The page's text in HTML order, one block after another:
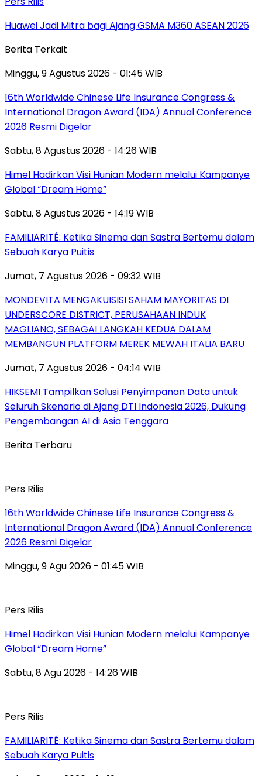
Huawei Jadi Mitra bagi Ajang GSMA M360 ASEAN 2026
Berita Terkait
Minggu, 9 Agustus 2026 - 01:45 WIB
16th Worldwide Chinese Life Insurance Congress &
International Dragon Award (IDA) Annual Conference
2026 Resmi Digelar
Sabtu, 8 Agustus 2026 - 14:26 WIB
Himel Hadirkan Visi Hunian Modern melalui Kampanye
Global “Dream Home”
Sabtu, 8 Agustus 2026 - 14:19 WIB
FAMILIARITÉ: Ketika Sinema dan Sastra Bertemu dalam
Sebuah Karya Puitis
Jumat, 7 Agustus 2026 - 09:32 WIB
MONDEVITA MENGAKUISISI SAHAM MAYORITAS DI
UNDERSCORE DISTRICT, PERUSAHAAN INDUK
MAGLIANO, SEBAGAI LANGKAH KEDUA DALAM
MEMBANGUN PLATFORM MEREK MEWAH ITALIA BARU
Jumat, 7 Agustus 2026 - 04:14 WIB
HIKSEMI Tampilkan Solusi Penyimpanan Data untuk
Seluruh Skenario di Ajang DTI Indonesia 2026, Dukung
Pengembangan AI di Asia Tenggara
Berita Terbaru
Pers Rilis
16th Worldwide Chinese Life Insurance Congress &
International Dragon Award (IDA) Annual Conference
2026 Resmi Digelar
Minggu, 9 Agu 2026 - 01:45 WIB
Pers Rilis
Himel Hadirkan Visi Hunian Modern melalui Kampanye
Global “Dream Home”
Sabtu, 8 Agu 2026 - 14:26 WIB
Pers Rilis
FAMILIARITÉ: Ketika Sinema dan Sastra Bertemu dalam
Sebuah Karya Puitis